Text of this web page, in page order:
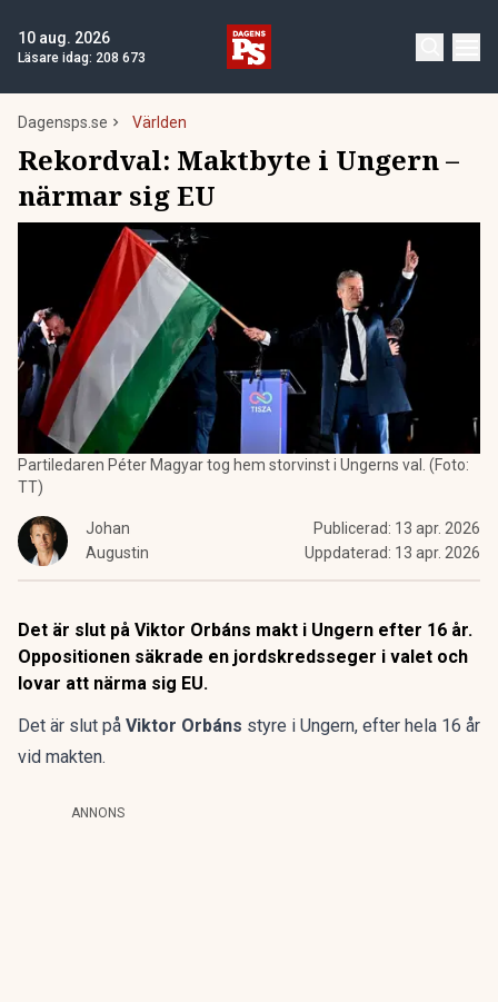
10 aug. 2026
Läsare idag: 208 673
Dagensps.se Världen
Rekordval: Maktbyte i Ungern –
närmar sig EU
Partiledaren Péter Magyar tog hem storvinst i Ungerns val. (Foto:
TT)
Johan
Augustin
Publicerad: 13 apr. 2026
Uppdaterad: 13 apr. 2026
Det är slut på Viktor Orbáns makt i Ungern efter 16 år.
Oppositionen säkrade en jordskredsseger i valet och
lovar att närma sig EU.
Det är slut på Viktor Orbáns styre i Ungern, efter hela 16 år
vid makten.
ANNONS